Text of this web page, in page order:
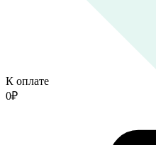
К оплате
0₽